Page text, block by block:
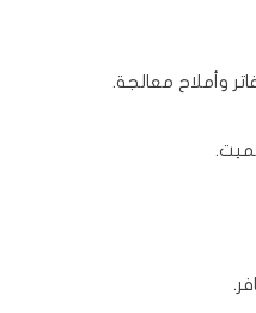
وأملاح معالجة.